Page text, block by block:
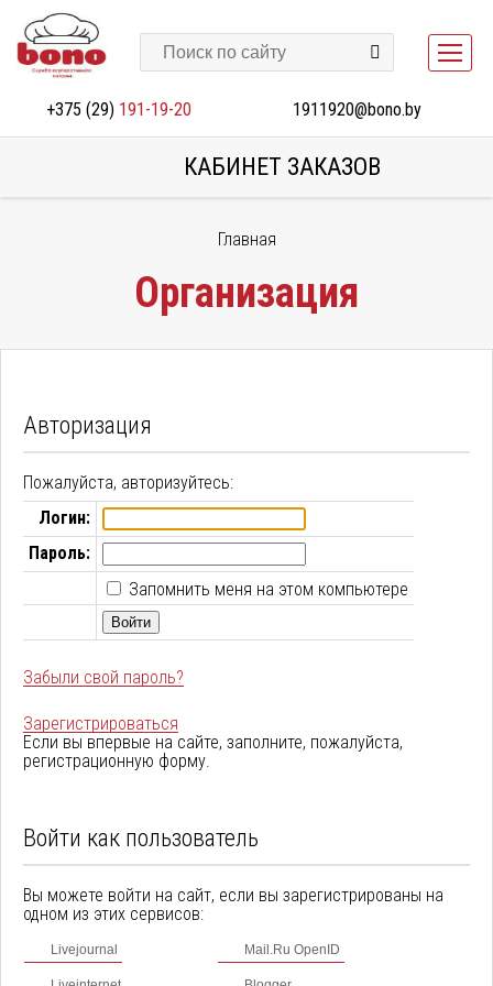
+375 (29) 191-19-20 1911920@bono.by
КАБИНЕТ ЗАКАЗОВ
Главная
Организация
Авторизация
Пожалуйста, авторизуйтесь:
Логин:
Пароль:
Запомнить меня на этом компьютере
Забыли свой пароль?
Зарегистрироваться
Если вы впервые на сайте, заполните, пожалуйста,
регистрационную форму.
Войти как пользователь
Вы можете войти на сайт, если вы зарегистрированы на
одном из этих сервисов:
Livejournal Mail.Ru OpenID